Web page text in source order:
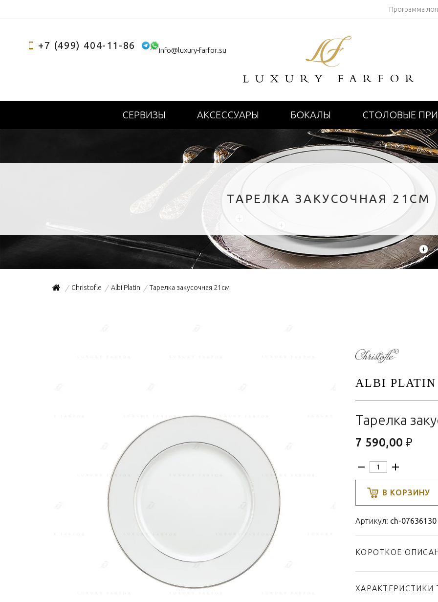
Программа
+7 (499) 404-11-86 info@luxury-farfor.su
СЕРВИЗЫ АКСЕССУАРЫ БОКАЛЫ СТОЛОВЫЕ
+
+
+
ТАРЕЛКА ЗАКУСОЧНАЯ 21СМ
/ Christofle / Albi Platin / Тарелка закусочная 21см
ALBI PLATIN
Тарелка
7 590,00 ₽
В КОРЗИНУ
Артикул: ch-07636130
КОРОТКОЕ
ХАРАКТЕРИСТИКИ